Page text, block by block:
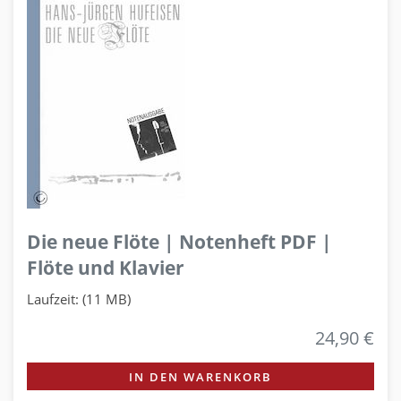
Die neue Flöte | Notenheft PDF |
Flöte und Klavier
Laufzeit: (11 MB)
24,90 €
IN DEN WARENKORB